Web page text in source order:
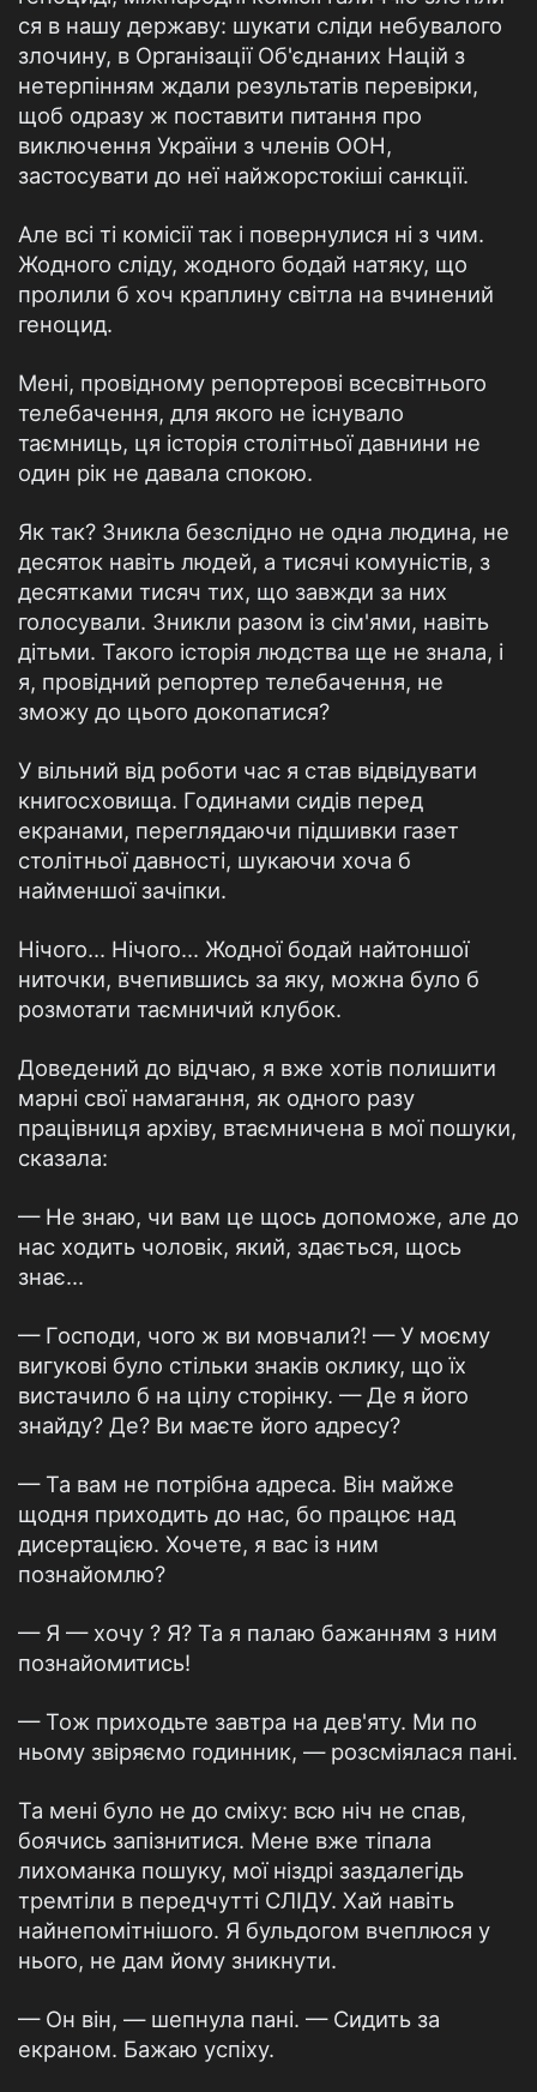
ся в нашу державу: шукати сліди небувалого
злочину, в Організації Об'єднаних Націй з
нетерпінням ждали результатів перевірки,
щоб одразу ж поставити питання про
виключення України з членів ООН,
застосувати до неї найжорстокіші санкції.
Але всі ті комісії так і повернулися ні з чим.
Жодного сліду, жодного бодай натяку, що
пролили б хоч краплину світла на вчинений
геноцид.
Мені, провідному репортерові всесвітнього
телебачення, для якого не існувало
таємниць, ця історія столітньої давнини не
один рік не давала спокою.
Як так? Зникла безслідно не одна людина, не
десяток навіть людей, а тисячі комуністів, з
десятками тисяч тих, що завжди за них
голосували. Зникли разом із сім'ями, навіть
дітьми. Такого історія людства ще не знала, і
я, провідний репортер телебачення, не
зможу до цього докопатися?
У вільний від роботи час я став відвідувати
книгосховища. Годинами сидів перед
екранами, переглядаючи підшивки газет
столітньої давності, шукаючи хоча б
найменшої зачіпки.
Нічого... Нічого... Жодної бодай найтоншої
ниточки, вчепившись за яку, можна було б
розмотати таємничий клубок.
Доведений до відчаю, я вже хотів полишити
марні свої намагання, як одного разу
працівниця архіву, втаємничена в мої пошуки,
сказала:
— Не знаю, чи вам це щось допоможе, але до
нас ходить чоловік, який, здається, щось
знає...
— Господи, чого ж ви мовчали?! — У моєму
вигукові було стільки знаків оклику, що їх
вистачило б на цілу сторінку. — Де я його
знайду? Де? Ви маєте його адресу?
— Та вам не потрібна адреса. Він майже
щодня приходить до нас, бо працює над
дисертацією. Хочете, я вас із ним
познайомлю?
— Я — хочу ? Я? Та я палаю бажанням з ним
познайомитись!
— Тож приходьте завтра на дев'яту. Ми по
ньому звіряємо годинник, — розсміялася пані.
Та мені було не до сміху: всю ніч не спав,
боячись запізнитися. Мене вже тіпала
лихоманка пошуку, мої ніздрі заздалегідь
тремтіли в передчутті СЛІДУ. Хай навіть
найнепомітнішого. Я бульдогом вчеплюся у
нього, не дам йому зникнути.
— Он він, — шепнула пані. — Сидить за
екраном. Бажаю успіху.